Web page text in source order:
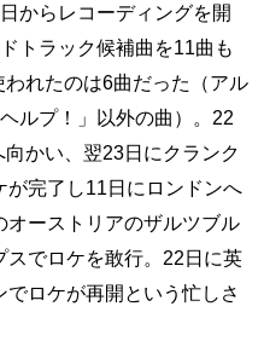
からレコーディングを開
トラック候補曲を11曲も
れたのは6曲だった（アル
ルプ！」以外の曲）。22
かい、翌23日にクランク
が完了し11日にロンドンへ
オーストリアのザルツブル
スでロケを敢行。22日に英
ロケが再開という忙しさ